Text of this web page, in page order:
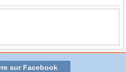
sur Facebook